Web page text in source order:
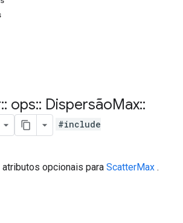
:: ops:: DispersãoMax::
#include
opcionais para ScatterMax .